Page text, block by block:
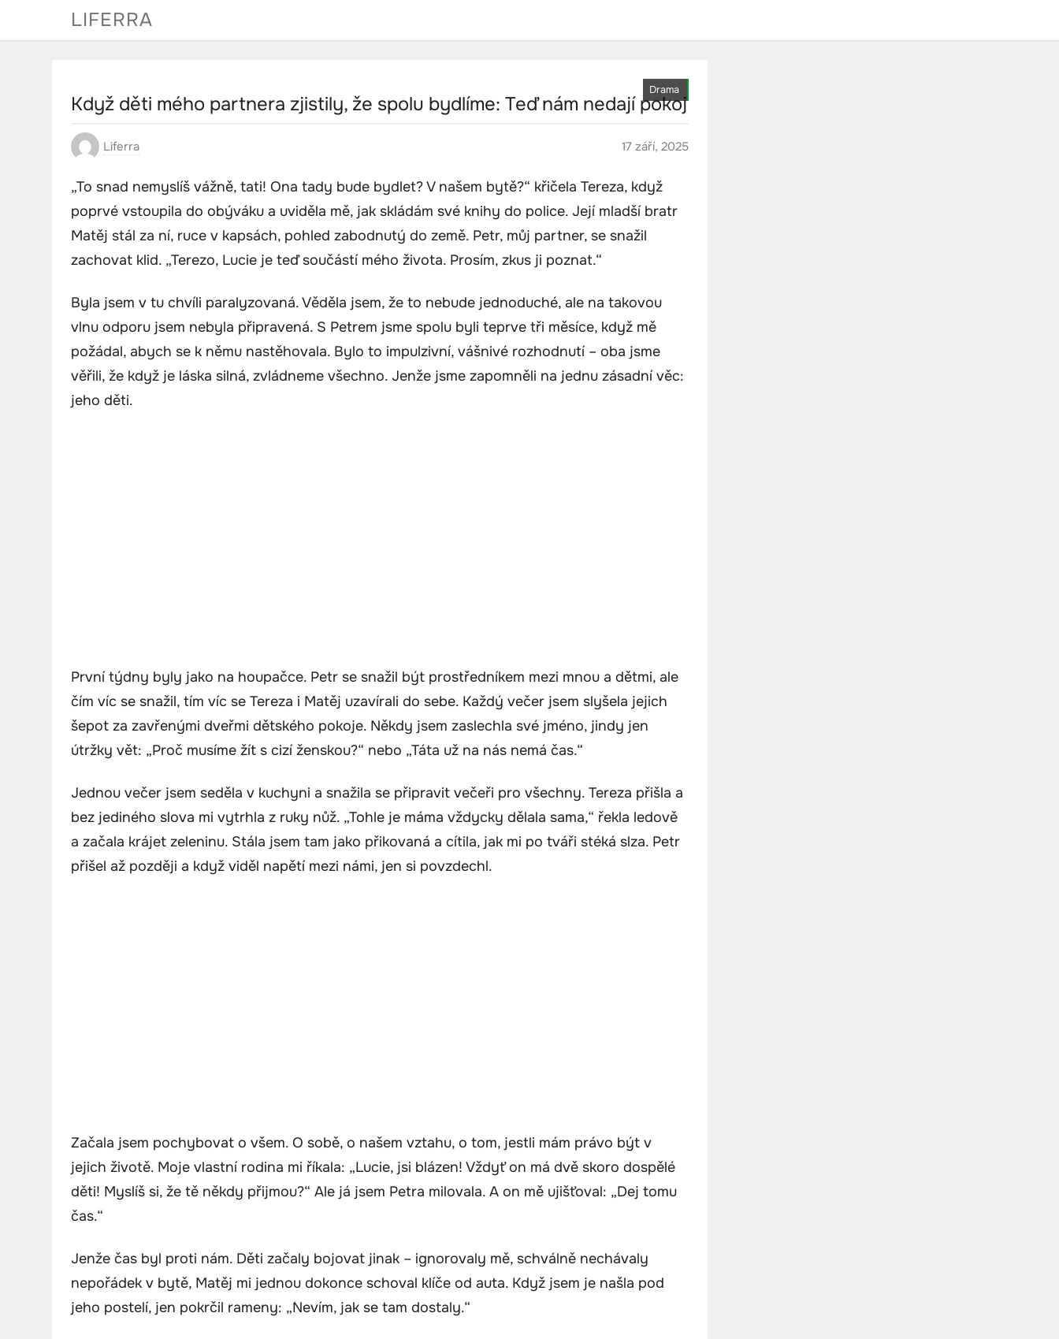
LIFERRA
Drama
Když děti mého partnera zjistily, že spolu bydlíme: Teď nám nedají pokoj
Liferra 17 září, 2025
„To snad nemyslíš vážně, tati! Ona tady bude bydlet? V našem bytě?“ křičela Tereza, když
poprvé vstoupila do obýváku a uviděla mě, jak skládám své knihy do police. Její mladší bratr
Matěj stál za ní, ruce v kapsách, pohled zabodnutý do země. Petr, můj partner, se snažil
zachovat klid. „Terezo, Lucie je teď součástí mého života. Prosím, zkus ji poznat.“
Byla jsem v tu chvíli paralyzovaná. Věděla jsem, že to nebude jednoduché, ale na takovou
vlnu odporu jsem nebyla připravená. S Petrem jsme spolu byli teprve tři měsíce, když mě
požádal, abych se k němu nastěhovala. Bylo to impulzivní, vášnivé rozhodnutí – oba jsme
věřili, že když je láska silná, zvládneme všechno. Jenže jsme zapomněli na jednu zásadní věc:
jeho děti.
První týdny byly jako na houpačce. Petr se snažil být prostředníkem mezi mnou a dětmi, ale
čím víc se snažil, tím víc se Tereza i Matěj uzavírali do sebe. Každý večer jsem slyšela jejich
šepot za zavřenými dveřmi dětského pokoje. Někdy jsem zaslechla své jméno, jindy jen
útržky vět: „Proč musíme žít s cizí ženskou?“ nebo „Táta už na nás nemá čas.“
Jednou večer jsem seděla v kuchyni a snažila se připravit večeři pro všechny. Tereza přišla a
bez jediného slova mi vytrhla z ruky nůž. „Tohle je máma vždycky dělala sama,“ řekla ledově
a začala krájet zeleninu. Stála jsem tam jako přikovaná a cítila, jak mi po tváři stéká slza. Petr
přišel až později a když viděl napětí mezi námi, jen si povzdechl.
Začala jsem pochybovat o všem. O sobě, o našem vztahu, o tom, jestli mám právo být v
jejich životě. Moje vlastní rodina mi říkala: „Lucie, jsi blázen! Vždyť on má dvě skoro dospělé
děti! Myslíš si, že tě někdy přijmou?“ Ale já jsem Petra milovala. A on mě ujišťoval: „Dej tomu
čas.“
Jenže čas byl proti nám. Děti začaly bojovat jinak – ignorovaly mě, schválně nechávaly
nepořádek v bytě, Matěj mi jednou dokonce schoval klíče od auta. Když jsem je našla pod
jeho postelí, jen pokrčil rameny: „Nevím, jak se tam dostaly.“